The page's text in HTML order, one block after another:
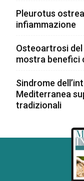
Pleurotus
infiammazione
Osteoartrosi del
mostra benefici
Sindrome
Mediterranea
tradizionali